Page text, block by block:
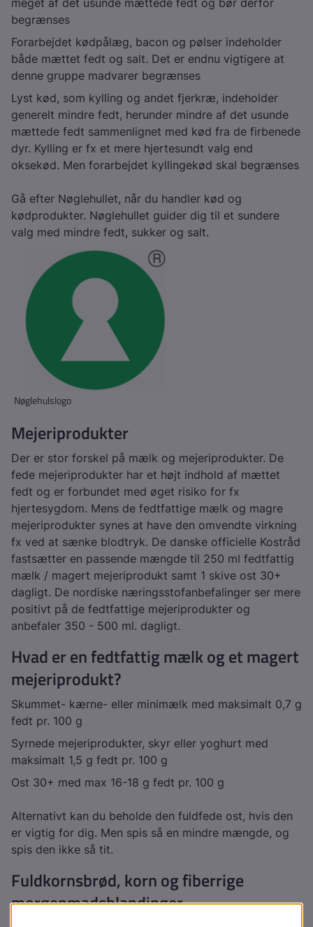
meget af det usunde mættede fedt og bør derfor
begrænses
Forarbejdet kødpålæg, bacon og pølser indeholder
både mættet fedt og salt. Det er endnu vigtigere at
denne gruppe madvarer begrænses
Lyst kød, som kylling og andet fjerkræ, indeholder
generelt mindre fedt, herunder mindre af det usunde
mættede fedt sammenlignet med kød fra de firbenede
dyr. Kylling er fx et mere hjertesundt valg end
oksekød. Men forarbejdet kyllingekød skal begrænses
Gå efter Nøglehullet, når du handler kød og
kødprodukter. Nøglehullet guider dig til et sundere
valg med mindre fedt, sukker og salt.
Nøglehulslogo
Mejeriprodukter
Der er stor forskel på mælk og mejeriprodukter. De
fede mejeriprodukter har et højt indhold af mættet
fedt og er forbundet med øget risiko for fx
hjertesygdom. Mens de fedtfattige mælk og magre
mejeriprodukter synes at have den omvendte virkning
fx ved at sænke blodtryk. De danske officielle Kostråd
fastsætter en passende mængde til 250 ml fedtfattig
mælk / magert mejeriprodukt samt 1 skive ost 30+
dagligt. De nordiske næringsstofanbefalinger ser mere
positivt på de fedtfattige mejeriprodukter og
anbefaler 350 - 500 ml. dagligt.
Hvad er en fedtfattig mælk og et magert
mejeriprodukt?
Skummet- kærne- eller minimælk med maksimalt 0,7 g
fedt pr. 100 g
Syrnede mejeriprodukter, skyr eller yoghurt med
maksimalt 1,5 g fedt pr. 100 g
Ost 30+ med max 16-18 g fedt pr. 100 g
Alternativt kan du beholde den fuldfede ost, hvis den
er vigtig for dig. Men spis så en mindre mængde, og
spis den ikke så tit.
Fuldkornsbrød, korn og fiberrige
morgenmadsblandinger